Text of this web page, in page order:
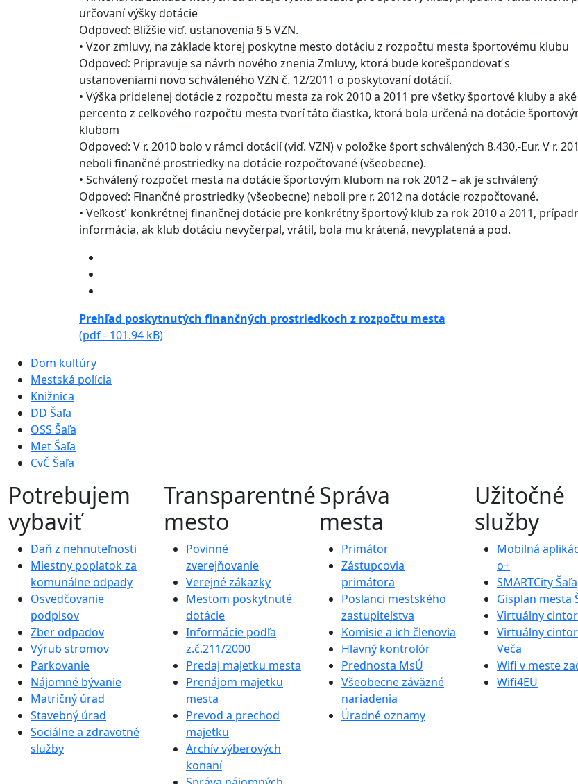
určovaní výšky dotácie
Odpoveď: Bližšie viď. ustanovenia § 5 VZN.
• Vzor zmluvy, na základe ktorej poskytne mesto dotáciu z rozpočtu mesta športovému klubu
Odpoveď: Pripravuje sa návrh nového znenia Zmluvy, ktorá bude korešpondovať s
ustanoveniami novo schváleného VZN č. 12/2011 o poskytovaní dotácií.
• Výška pridelenej dotácie z rozpočtu mesta za rok 2010 a 2011 pre všetky športové kluby a aké
percento z celkového rozpočtu mesta tvorí táto čiastka, ktorá bola určená na dotácie
klubom
Odpoveď: V r. 2010 bolo v rámci dotácií (viď. VZN) v položke šport schválených 8.430,-Eur. V r.
neboli finančné prostriedky na dotácie rozpočtované (všeobecne).
• Schválený rozpočet mesta na dotácie športovým klubom na rok 2012 – ak je schválený
Odpoveď: Finančné prostriedky (všeobecne) neboli pre r. 2012 na dotácie rozpočtované.
• Veľkosť konkrétnej finančnej dotácie pre konkrétny športový klub za rok 2010 a 2011,
informácia, ak klub dotáciu nevyčerpal, vrátil, bola mu krátená, nevyplatená a pod.
Prehľad poskytnutých finančných prostriedkoch z rozpočtu mesta
(pdf - 101.94 kB)
Dom kultúry
Mestská polícia
Knižnica
DD Šaľa
OSS Šaľa
Met Šaľa
CvČ Šaľa
Potrebujem
vybaviť
Daň z nehnuteľnosti
Miestny poplatok za
komunálne odpady
Osvedčovanie
podpisov
Zber odpadov
Výrub stromov
Parkovanie
Nájomné bývanie
Matričný úrad
Stavebný úrad
Sociálne a zdravotné
služby
Transparentné
mesto
Povinné
zverejňovanie
Verejné zákazky
Mestom poskytnuté
dotácie
Informácie podľa
z.č.211/2000
Predaj majetku mesta
Prenájom majetku
mesta
Prevod a prechod
majetku
Archív výberových
konaní
Správa
mesta
Primátor
Zástupcovia
primátora
Poslanci mestského
zastupiteľstva
Komisie a ich členovia
Hlavný kontrolór
Prednosta MsÚ
Všeobecne záväzné
nariadenia
Úradné oznamy
Užitočné
služby
Mobilná
o+
SMARTCity Šaľa
Gisplan mesta
Virtuálny
Virtuálny
Veča
Wifi v meste
Wifi4EU